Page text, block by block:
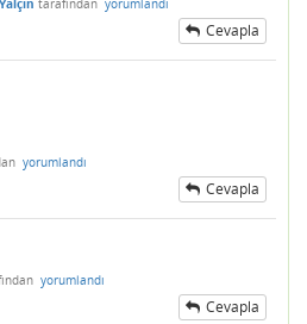
Cevapla
yorumlandı
Cevapla
yorumlandı
Cevapla